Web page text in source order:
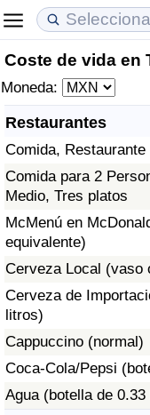
Coste de vida en
Moneda:
Restaurantes
Comida, Restaurante
Comida para 2
Medio, Tres platos
McMenú en
equivalente)
Cerveza Local (vaso
Cerveza de
litros)
Cappuccino (normal)
Coca-Cola/Pepsi
Agua (botella de
Coste de vida
Índice de Costo de
Índice de costo de
en aqaba
Precios de las
Índice de Precios
Índice de Precios
Calidad de Vida
Índice de Calidad
Índice de calidad
Delincuencia
Calificación del
(Actual)
Índice de
Índice de